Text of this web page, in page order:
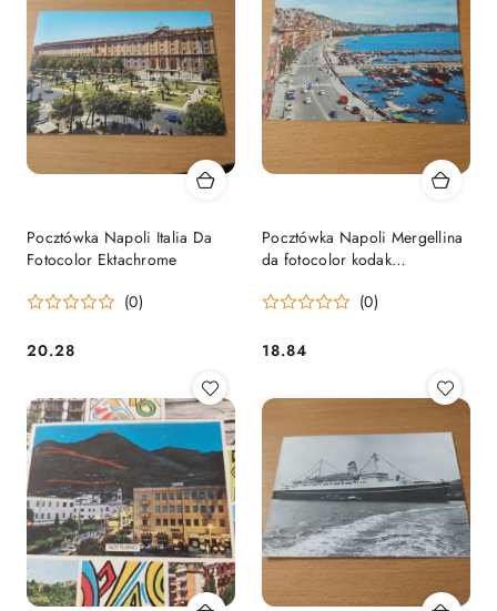
Pocztówka Napoli Italia Da
Fotocolor Ektachrome
(0)
Cena:
20.28
Pocztówka Napoli Mergellina
da fotocolor kodak
(0)
Cena:
18.84